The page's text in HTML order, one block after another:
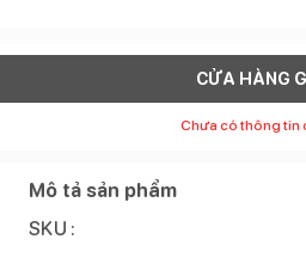
CỬA HÀNG
Chưa có thông tin
Mô tả sản phẩm
SKU :